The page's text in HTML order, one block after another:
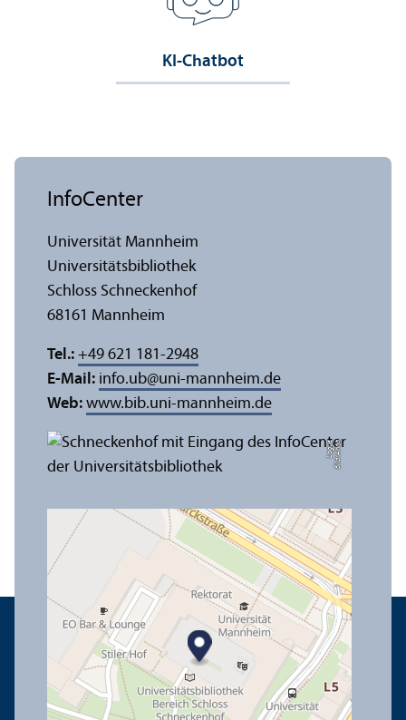
KI-Chatbot
Bil
d:
A
n
n
a
L
o
g
u
e
InfoCenter
Universität Mannheim
Universitäts­bibliothek
Schloss Schneckenhof
68161 Mannheim
Tel.: +49 621 181-2948
E-Mail: info.ub@uni-mannheim.de
Web: www.bib.uni-mannheim.de